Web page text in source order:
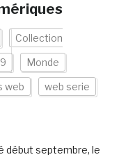
Collection
Monde
web web serie
début septembre, le